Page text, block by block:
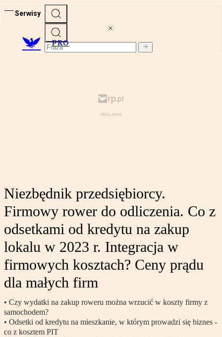
Serwisy
PRO
Niezbędnik przedsiębiorcy.
Firmowy rower do odliczenia. Co z
odsetkami od kredytu na zakup
lokalu w 2023 r. Integracja w
firmowych kosztach? Ceny prądu
dla małych firm
• Czy wydatki na zakup roweru można wrzucić w koszty firmy z
samochodem?
• Odsetki od kredytu na mieszkanie, w którym prowadzi się biznes -
co z kosztem PIT